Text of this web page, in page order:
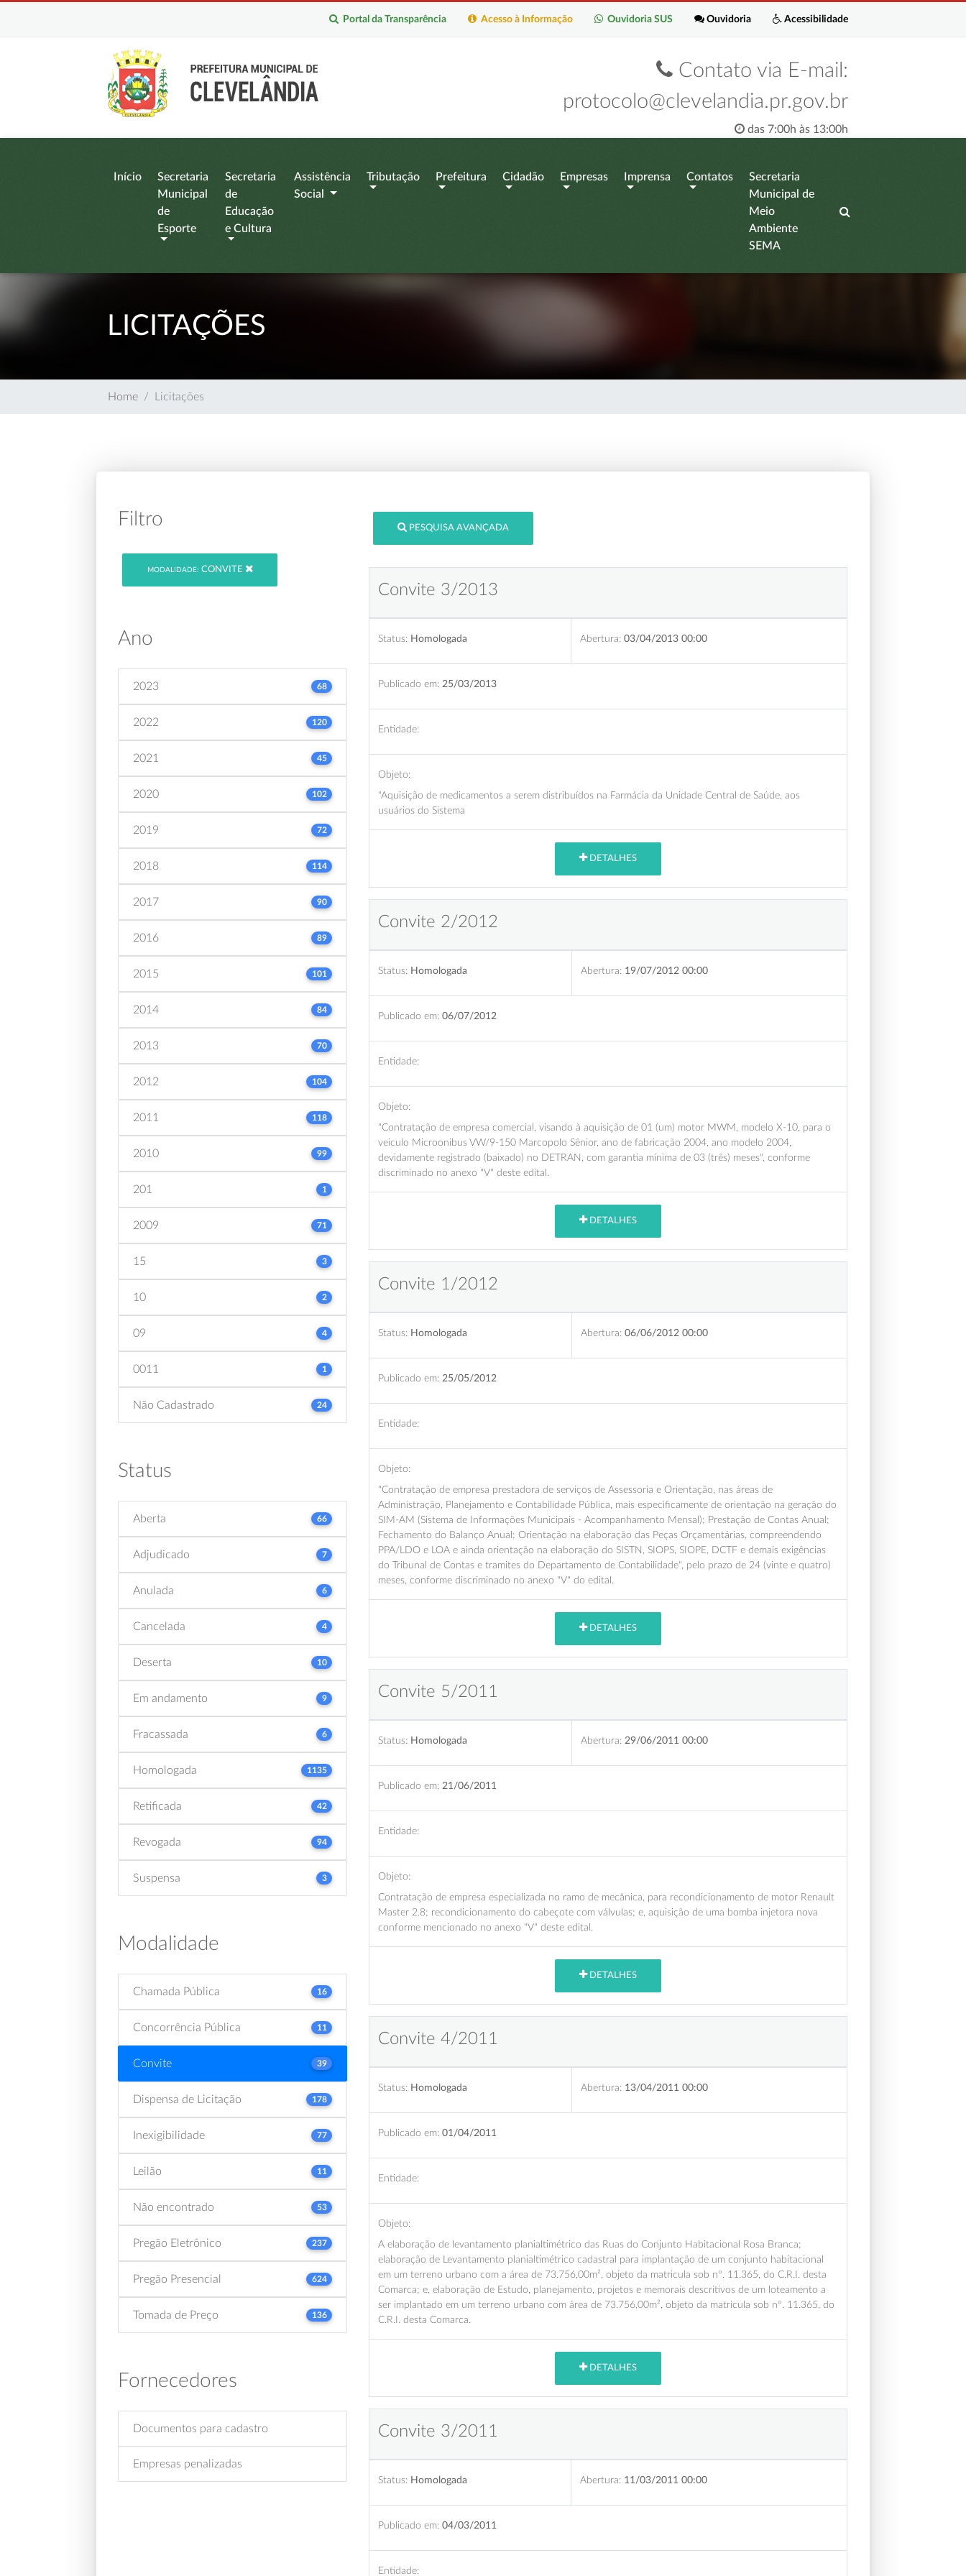
Acessibilidade
Ouvidoria
Ouvidoria SUS
Acesso à Informação
Portal da Transparência
Contato via E-mail:
protocolo@clevelandia.pr.gov.br
das 7:00h às 13:00h
Início
Secretaria
Municipal
de
Esporte
Secretaria
de
Educação
e Cultura
Assistência
Social
Tributação Prefeitura Cidadão Empresas Imprensa Contatos
Secretaria
Municipal de
Meio
Ambiente
SEMA
LICITAÇÕES
Home Licitações
Filtro
MODALIDADE: CONVITE
Ano
2023 68
2022 120
2021 45
2020 102
2019 72
2018 114
2017 90
2016 89
2015 101
2014 84
2013 70
2012 104
2011 118
2010 99
201 1
2009 71
15 3
10 2
09 4
0011 1
Não Cadastrado 24
Status
Aberta 66
Adjudicado 7
Anulada 6
Cancelada 4
Deserta 10
Em andamento 9
Fracassada 6
Homologada 1135
Retificada 42
Revogada 94
Suspensa 3
Modalidade
Chamada Pública 16
Concorrência Pública 11
Convite 39
Dispensa de Licitação 178
Inexigibilidade 77
Leilão 11
Não encontrado 53
Pregão Eletrônico 237
Pregão Presencial 624
Tomada de Preço 136
Fornecedores
Documentos para cadastro
Empresas penalizadas
PESQUISA AVANÇADA
Convite 3/2013
Status: Homologada Abertura: 03/04/2013 00:00
Publicado em: 25/03/2013
Entidade:
Objeto:
"Aquisição de medicamentos a serem distribuídos na Farmácia da Unidade Central de Saúde, aos
usuários do Sistema
DETALHES
Convite 2/2012
Status: Homologada Abertura: 19/07/2012 00:00
Publicado em: 06/07/2012
Entidade:
Objeto:
"Contratação de empresa comercial, visando à aquisição de 01 (um) motor MWM, modelo X-10, para o
veiculo Microonibus VW/9-150 Marcopolo Sênior, ano de fabricação 2004, ano modelo 2004,
devidamente registrado (baixado) no DETRAN, com garantia mínima de 03 (três) meses", conforme
discriminado no anexo "V" deste edital.
DETALHES
Convite 1/2012
Status: Homologada Abertura: 06/06/2012 00:00
Publicado em: 25/05/2012
Entidade:
Objeto:
"Contratação de empresa prestadora de serviços de Assessoria e Orientação, nas áreas de
Administração, Planejamento e Contabilidade Pública, mais especificamente de orientação na geração do
SIM-AM (Sistema de Informações Municipais - Acompanhamento Mensal); Prestação de Contas Anual;
Fechamento do Balanço Anual; Orientação na elaboração das Peças Orçamentárias, compreendendo
PPA/LDO e LOA e ainda orientação na elaboração do SISTN, SIOPS, SIOPE, DCTF e demais exigências
do Tribunal de Contas e tramites do Departamento de Contabilidade", pelo prazo de 24 (vinte e quatro)
meses, conforme discriminado no anexo "V" do edital.
DETALHES
Convite 5/2011
Status: Homologada Abertura: 29/06/2011 00:00
Publicado em: 21/06/2011
Entidade:
Objeto:
Contratação de empresa especializada no ramo de mecânica, para recondicionamento de motor Renault
Master 2.8; recondicionamento do cabeçote com válvulas; e, aquisição de uma bomba injetora nova
conforme mencionado no anexo "V" deste edital.
DETALHES
Convite 4/2011
Status: Homologada Abertura: 13/04/2011 00:00
Publicado em: 01/04/2011
Entidade:
Objeto:
A elaboração de levantamento planialtimétrico das Ruas do Conjunto Habitacional Rosa Branca;
elaboração de Levantamento planialtimétrico cadastral para implantação de um conjunto habitacional
em um terreno urbano com a área de 73.756,00m², objeto da matricula sob nº. 11.365, do C.R.I. desta
Comarca; e, elaboração de Estudo, planejamento, projetos e memorais descritivos de um loteamento a
ser implantado em um terreno urbano com área de 73.756,00m², objeto da matricula sob nº. 11.365, do
C.R.I. desta Comarca.
DETALHES
Convite 3/2011
Status: Homologada Abertura: 11/03/2011 00:00
Publicado em: 04/03/2011
Entidade: